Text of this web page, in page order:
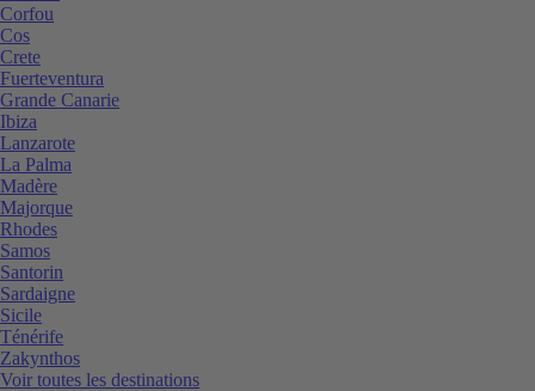
Corfou
Cos
Crete
Fuerteventura
Grande Canarie
Ibiza
Lanzarote
La Palma
Madère
Majorque
Rhodes
Samos
Santorin
Sardaigne
Sicile
Ténérife
Zakynthos
Voir toutes les destinations